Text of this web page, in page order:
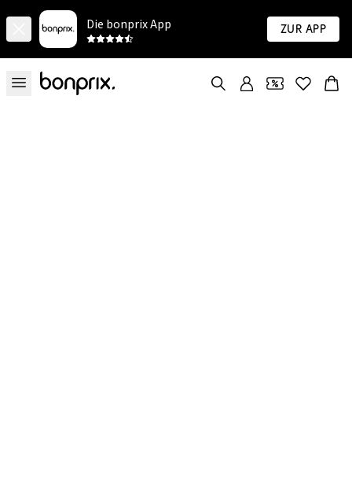
Die bonprix App Zur App